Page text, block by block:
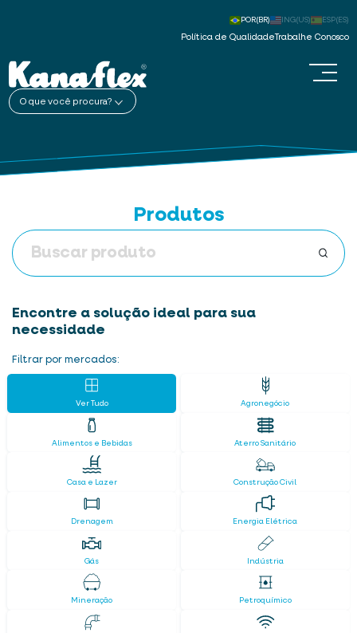
Política de Qualidade Trabalhe Conosco
POR(BR) ING(US) ESP(ES)
O que você procura?
Produtos
Encontre a solução ideal para sua
necessidade
Filtrar por mercados:
Ver Tudo Agronegócio
Alimentos e Bebidas Aterro Sanitário
Casa e Lazer Construção Civil
Drenagem Energia Elétrica
Gás Indústria
Mineração Petroquímico